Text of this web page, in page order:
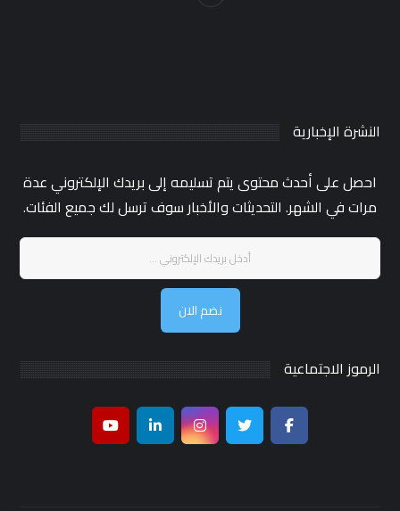
النشرة الإخبارية
احصل على أحدث محتوى يتم تسليمه إلى بريدك الإلكتروني عدة
مرات في الشهر. التحديثات والأخبار سوف ترسل لك جميع الفئات.
نضم الان
الرموز الاجتماعية